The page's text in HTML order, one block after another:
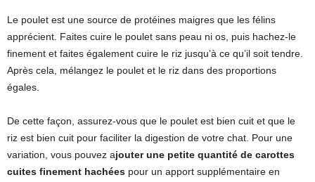
Le poulet est une source de protéines maigres que les félins
apprécient. Faites cuire le poulet sans peau ni os, puis hachez-le
finement et faites également cuire le riz jusqu’à ce qu’il soit tendre.
Après cela, mélangez le poulet et le riz dans des proportions
égales.
De cette façon, assurez-vous que le poulet est bien cuit et que le
riz est bien cuit pour faciliter la digestion de votre chat. Pour une
variation, vous pouvez ajouter une petite quantité de carottes
cuites finement hachées pour un apport supplémentaire en